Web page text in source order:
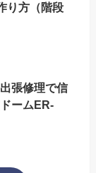
り方（階段
張修理で信
ームER-